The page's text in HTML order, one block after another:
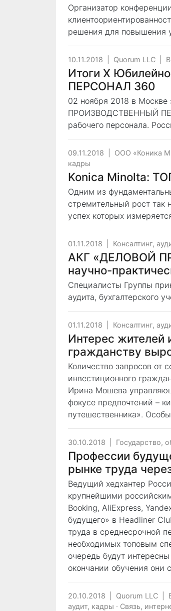
Организатор
решения для повышения
10.11.2018 Quorum LLC
Итоги X
ПЕРСОНАЛ 360
02 ноября 2018 в
ПРОИЗВОДСТВЕННЫЙ
рабочего персонала.
09.11.2018 ООО «Коника
кадры
Konica Minolta:
Одним из
стремительный рост так
успех которых
01.11.2018 Консалтинг,
АКГ «ДЕЛОВОЙ
научно-
Специалисты Группы
аудита, бухгалтерского
01.11.2018 Консалтинг,
Интерес жителей
гражданству
Количество запросов от
инвестиционного
Ирина Мошева
фокусе предпочтений –
путешественника».
30.10.2018 Государство,
Профессии
рынке труда
Ведущий хедхантер
крупнейшими
Booking, AliExpress,
будущего» в Headliner
труда в среднесрочной
необходимых топовым
очередь будут
окончании обучения они
20.10.2018 Quorum LLC
аудит, кадры · Связь,